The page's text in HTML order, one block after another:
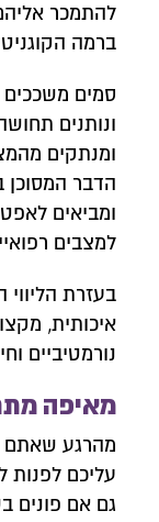
צרו
השאירו
להתמכר
ברמה
סמים
ונותנים
ומנתקים
הדבר המסוכן
ומביאים
למצבים
בעזרת הליווי
איכותית,
נורמטיביים
מאיפה
מהרגע שאתם
עליכם לפנות
גם אם פונים